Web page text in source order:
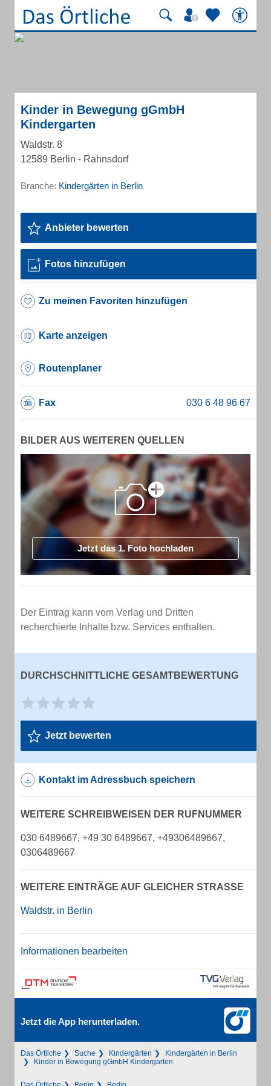
Kinder in Bewegung gGmbH
Kindergarten
Waldstr. 8
12589 Berlin - Rahnsdorf
Branche: Kindergärten in Berlin
Anbieter bewerten
Fotos hinzufügen
Zu meinen Favoriten hinzufügen
Karte anzeigen
Routenplaner
Fax
BILDER AUS WEITEREN QUELLEN
Jetzt das 1. Foto hochladen
Der Eintrag kann vom Verlag und Dritten
recherchierte Inhalte bzw. Services enthalten.
DURCHSCHNITTLICHE GESAMTBEWERTUNG
Jetzt bewerten
Kontakt im Adressbuch speichern
WEITERE SCHREIBWEISEN DER RUFNUMMER
030 6489667, +49 30 6489667, +49306489667,
0306489667
WEITERE EINTRÄGE AUF GLEICHER STRASSE
Waldstr. in Berlin
Informationen bearbeiten
Jetzt die App herunterladen.
Das Örtliche Suche Kindergärten
Kindergärten in Berlin
Kinder in Bewegung gGmbH Kindergarten